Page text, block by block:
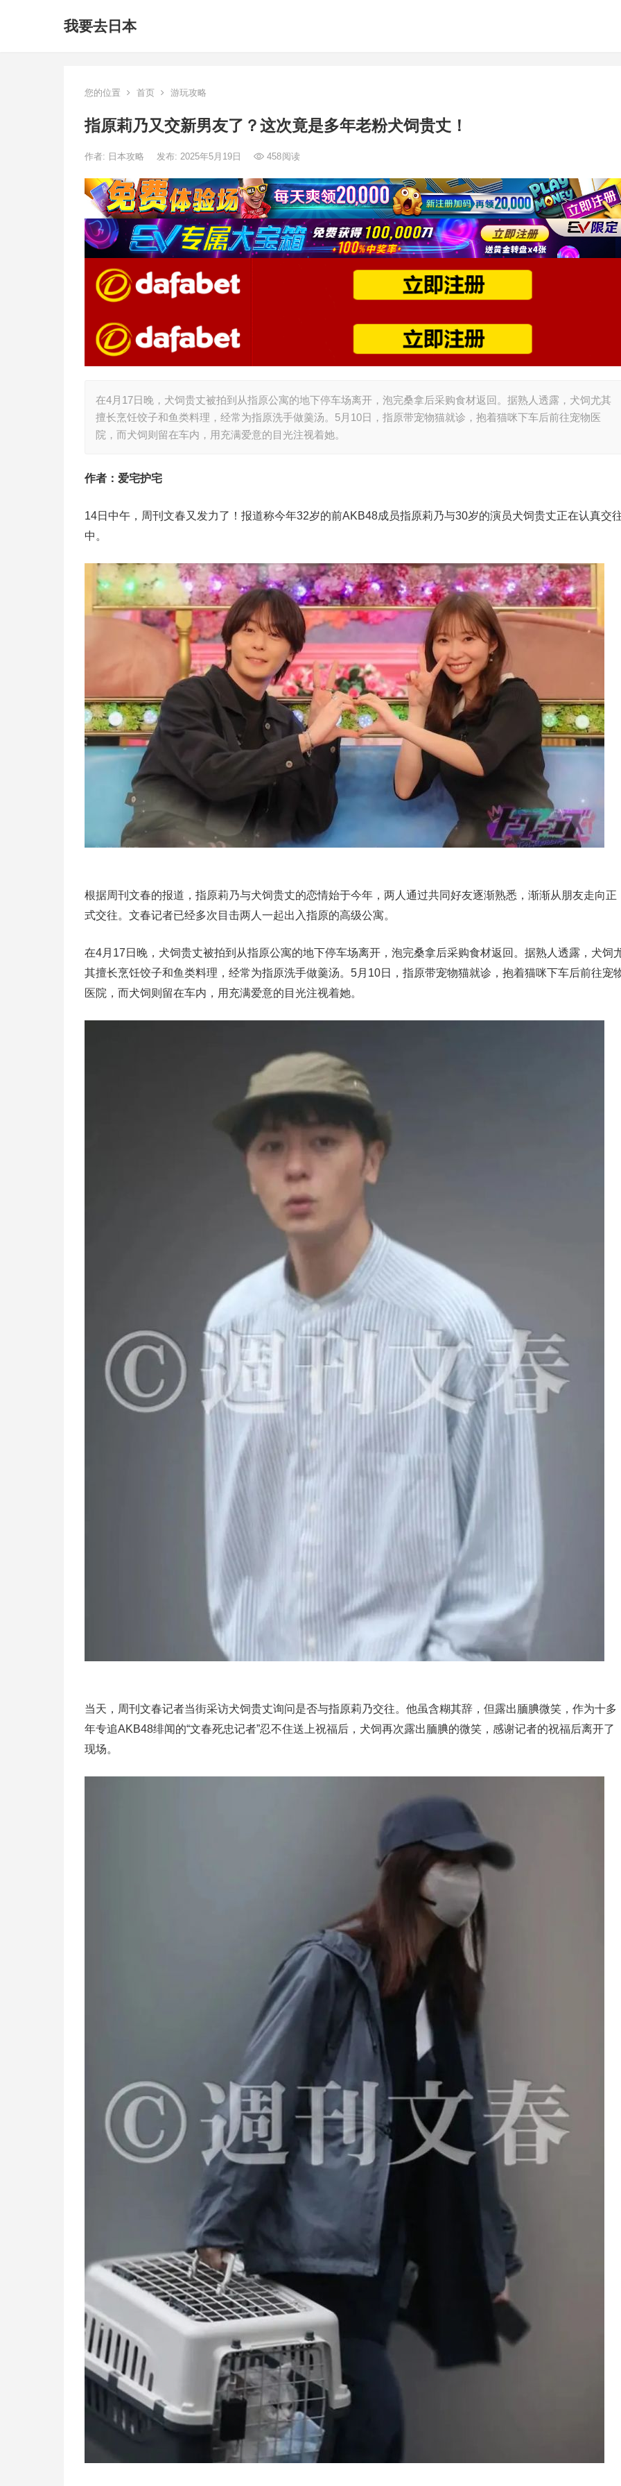
我要去日本
您的位置 首页 游玩攻略
指原莉乃又交新男友了？这次竟是多年老粉犬饲贵丈！
作者: 日本攻略 发布: 2025年5月19日 458阅读
在4月17日晚，犬饲贵丈被拍到从指原公寓的地下停车场离开，泡完桑拿后采购食材返回。据熟人透露，犬饲尤其
擅长烹饪饺子和鱼类料理，经常为指原洗手做羹汤。5月10日，指原带宠物猫就诊，抱着猫咪下车后前往宠物医
院，而犬饲则留在车内，用充满爱意的目光注视着她。
作者：爱宅护宅
14日中午，周刊文春又发力了！报道称今年32岁的前AKB48成员指原莉乃与30岁的演员犬饲贵丈正在认真交
中。
根据周刊文春的报道，指原莉乃与犬饲贵丈的恋情始于今年，两人通过共同好友逐渐熟悉，渐渐从朋友走向正
式交往。文春记者已经多次目击两人一起出入指原的高级公寓。
在4月17日晚，犬饲贵丈被拍到从指原公寓的地下停车场离开，泡完桑拿后采购食材返回。据熟人透露，犬饲
其擅长烹饪饺子和鱼类料理，经常为指原洗手做羹汤。5月10日，指原带宠物猫就诊，抱着猫咪下车后前往宠
医院，而犬饲则留在车内，用充满爱意的目光注视着她。
当天，周刊文春记者当街采访犬饲贵丈询问是否与指原莉乃交往。他虽含糊其辞，但露出腼腆微笑，作为十多
年专追AKB48绯闻的“文春死忠记者”忍不住送上祝福后，犬饲再次露出腼腆的微笑，感谢记者的祝福后离开了
现场。